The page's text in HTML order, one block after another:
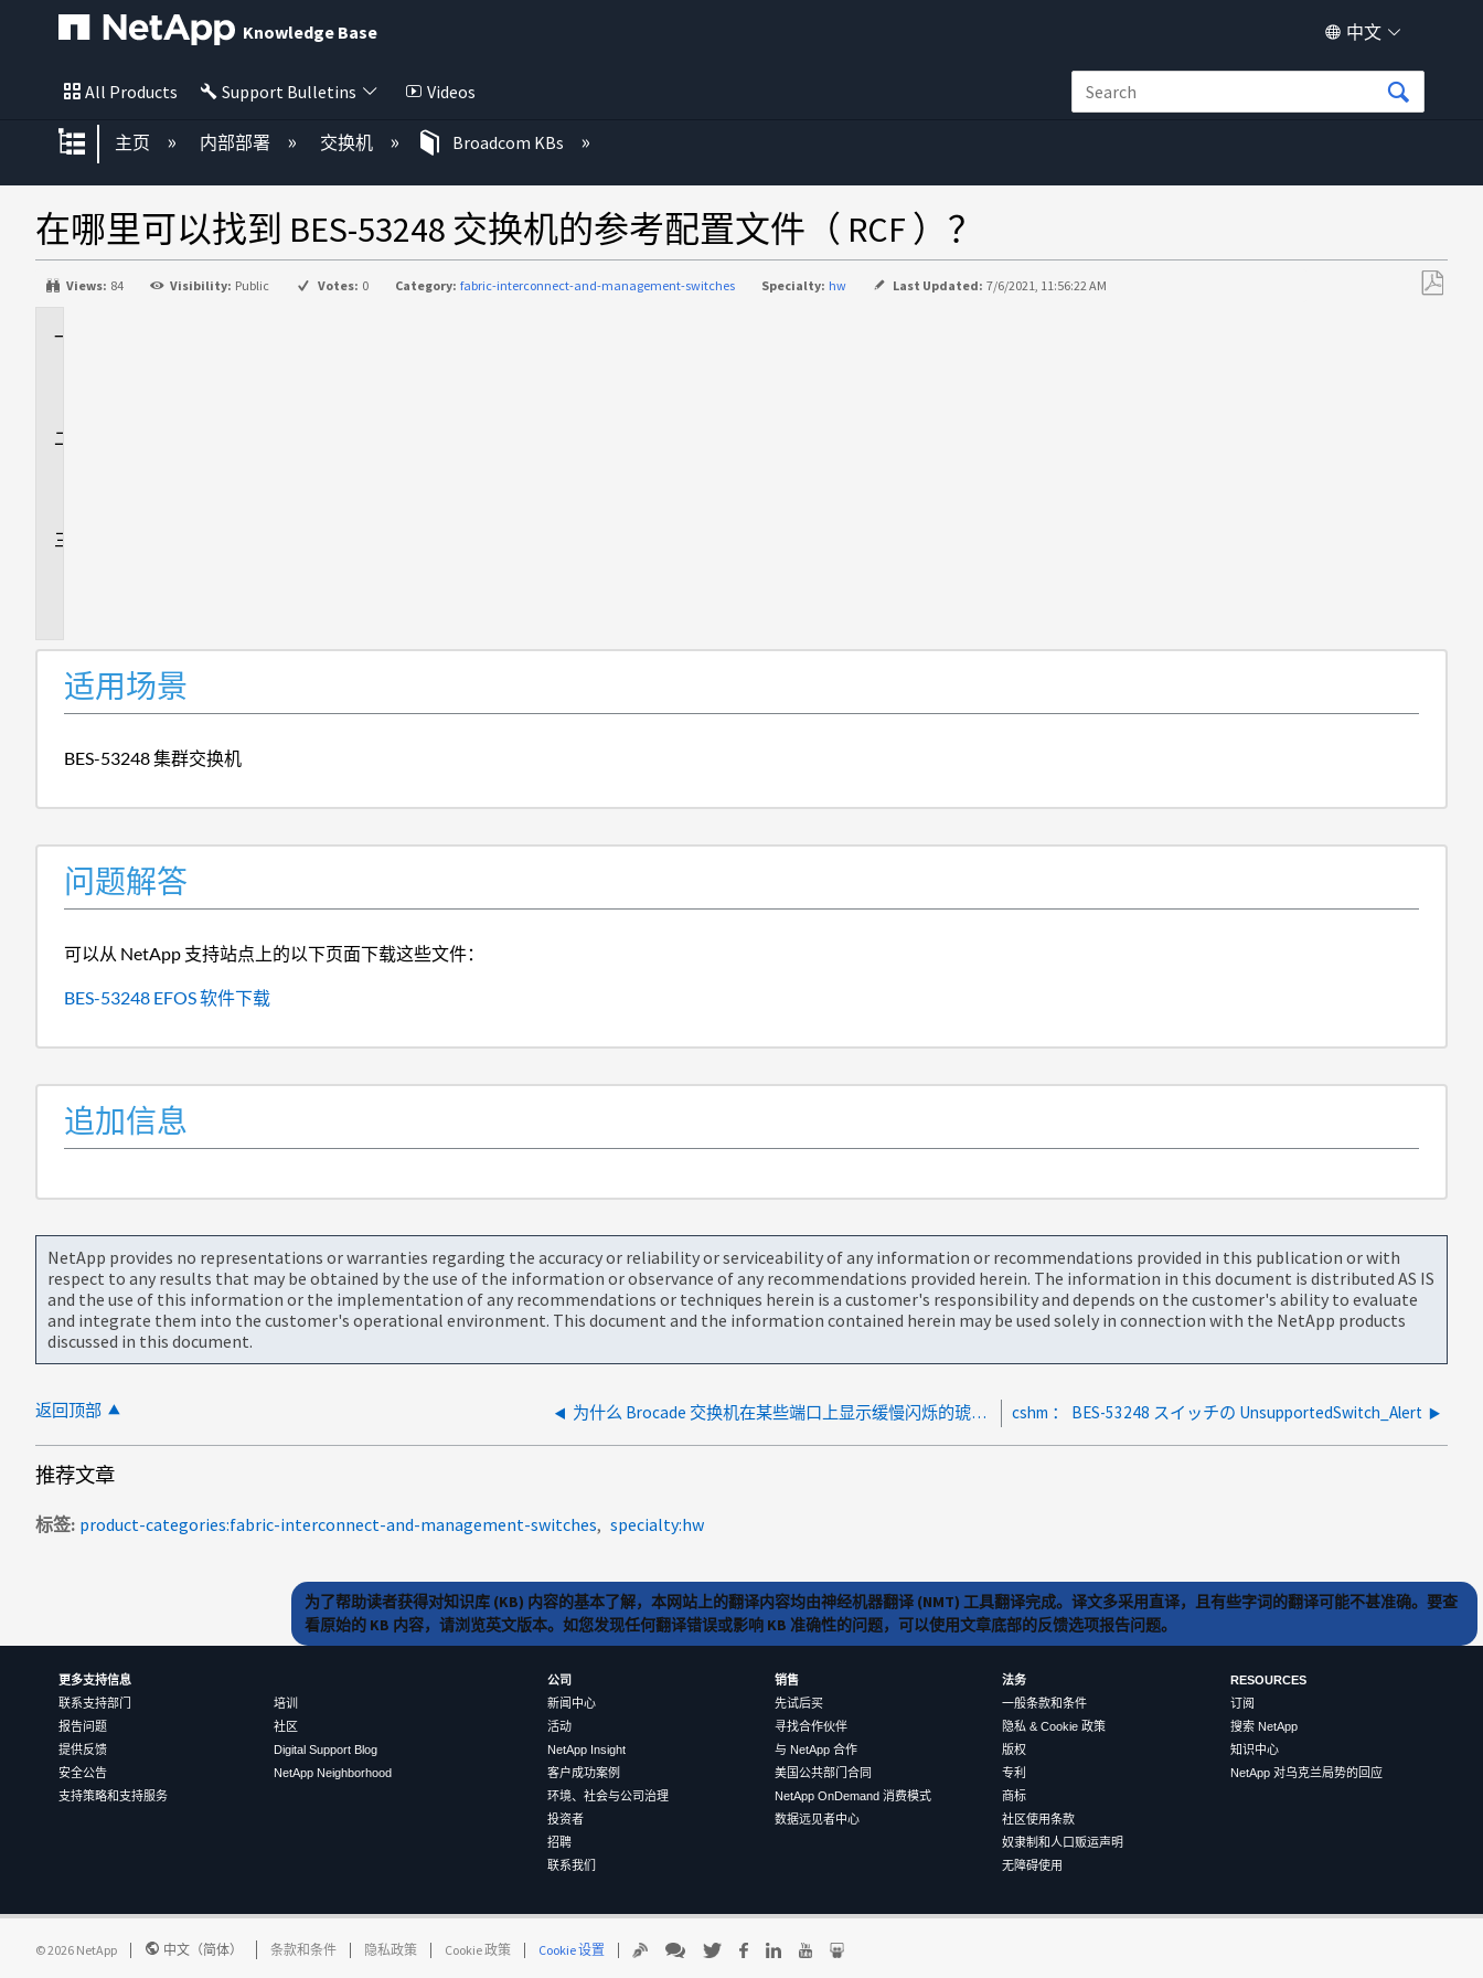
Knowledge Base 中文
All Products Support Bulletins Videos
扩展/隐缩全局层次
主页 内部部署 交换机 Broadcom KBs
在哪里可以找到 BES-53248 交换机的参考配置文件（ RCF ）？
Views: 84 Visibility: Public Votes: 0 Category: fabric-interconnect-and-management-switches Specialty: hw Last Updated: 7/6/2021, 11:56:22 AM
适用场景
BES-53248 集群交换机
问题解答
可以从 NetApp 支持站点上的以下页面下载这些文件：
BES-53248 EFOS 软件下载
追加信息
NetApp provides no representations or warranties regarding the accuracy or reliability or serviceability of any information or recommendations provided in this publication or with
respect to any results that may be obtained by the use of the information or observance of any recommendations provided herein. The information in this document is distributed AS IS
and the use of this information or the implementation of any recommendations or techniques herein is a customer's responsibility and depends on the customer's ability to evaluate
and integrate them into the customer's operational environment. This document and the information contained herein may be used solely in connection with the NetApp products
discussed in this document.
返回顶部 为什么 Brocade 交换机在某些端口上显示缓慢闪烁的琥珀色指示灯 cshm ： BES-53248 スイッチの UnsupportedSwitch_Alert
推荐文章
标签 product-categories:fabric-interconnect-and-management-switches specialty:hw
为了帮助读者获得对知识库 (KB) 内容的基本了解，本网站上的翻译内容均由神经机器翻译 (NMT) 工具翻译完成。译文多采用直译，且有些字词的翻译可能不甚准确。要查
看原始的 KB 内容，请浏览英文版本。如您发现任何翻译错误或影响 KB 准确性的问题，可以使用文章底部的反馈选项报告问题。
更多支持信息
联系支持部门
报告问题
提供反馈
安全公告
支持策略和支持服务
培训
社区
Digital Support Blog
NetApp Neighborhood
公司
新闻中心
活动
NetApp Insight
客户成功案例
环境、社会与公司治理
投资者
招聘
联系我们
销售
先试后买
寻找合作伙伴
与 NetApp 合作
美国公共部门合同
NetApp OnDemand 消费模式
数据远见者中心
法务
一般条款和条件
隐私 & Cookie 政策
版权
专利
商标
社区使用条款
奴隶制和人口贩运声明
无障碍使用
RESOURCES
订阅
搜索 NetApp
知识中心
NetApp 对乌克兰局势的回应
©2026 NetApp 中文（简体） 条款和条件 隐私政策 Cookie 政策 Cookie 设置